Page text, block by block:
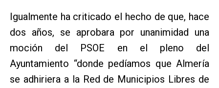
Igualmente ha criticado el hecho de que, hace
dos años, se aprobara por unanimidad una
moción del PSOE en el pleno del
Ayuntamiento “donde pedíamos que Almería
se adhiriera a la Red de Municipios Libres de